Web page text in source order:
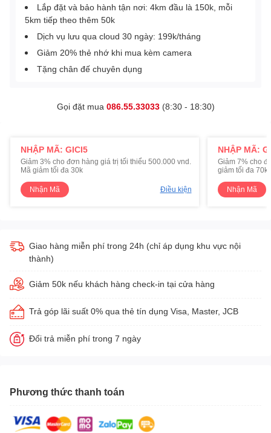
Lắp đặt và bảo hành tận nơi: 4km đầu là 150k, mỗi
5km tiếp theo thêm 50k
Dịch vụ lưu qua cloud 30 ngày: 199k/tháng
Giảm 20% thẻ nhớ khi mua kèm camera
Tặng chân đế chuyên dụng
Gọi đặt mua 086.55.33033(8:30 - 18:30)
NHẬP MÃ: GICI5
Giảm 3% cho đơn hàng giá trị tối thiểu 500.000 vnd.
Mã giảm tối đa 30k
Nhận Mã Điều kiện
NHẬP MÃ:
Giảm 7% cho
giảm tối đa 70k
Nhận Mã
Giao hàng miễn phí trong 24h (chỉ áp dụng khu vực nội
thành)
Giảm 50k nếu khách hàng check-in tại cửa hàng
Trả góp lãi suất 0% qua thẻ tín dụng Visa, Master, JCB
Đổi trả miễn phí trong 7 ngày
Phương thức thanh toán